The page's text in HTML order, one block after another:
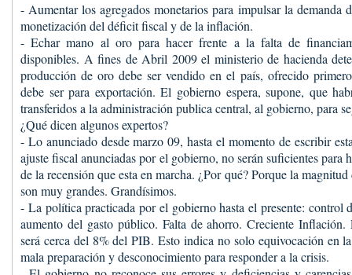
- Aumentar los agregados monetarios para impulsar la demanda
monetización del déficit fiscal y de la inflación.
- Echar mano al oro para hacer frente a la falta de
disponibles. A fines de Abril 2009 el ministerio de hacienda
producción de oro debe ser vendido en el país, ofrecido
debe ser para exportación. El gobierno espera, supone, que
transferidos a la administración publica central, al gobierno, para
¿Qué dicen algunos expertos?
- Lo anunciado desde marzo 09, hasta el momento de escribir
ajuste fiscal anunciadas por el gobierno, no serán suficientes para
de la recensión que esta en marcha. ¿Por qué? Porque la
son muy grandes. Grandísimos.
- La política practicada por el gobierno hasta el presente: control
aumento del gasto público. Falta de ahorro. Creciente Inflación.
será cerca del 8% del PIB. Esto indica no solo equivocación en
mala preparación y desconocimiento para responder a la crisis.